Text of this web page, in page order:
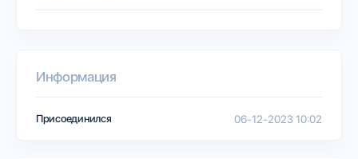
Информация
Присоединился 06-12-2023 10:02